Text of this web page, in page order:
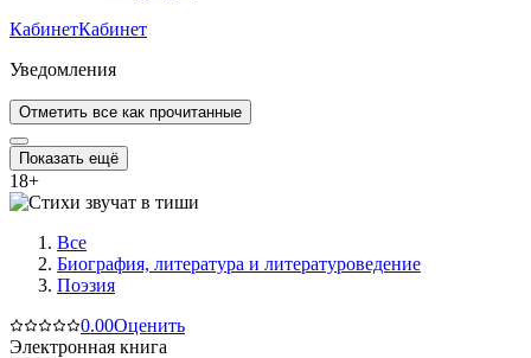
КабинетКабинет
Уведомления
Отметить все как прочитанные
Показать ещё
18+
Все
Биография, литература и литературоведение
Поэзия
0.00Оценить
Электронная книга